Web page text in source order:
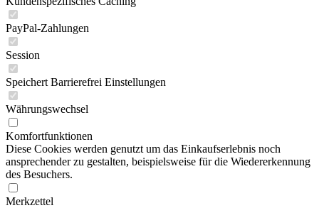
PayPal-Zahlungen
Session
Speichert Barrierefrei Einstellungen
Währungswechsel
Komfortfunktionen
Diese Cookies werden genutzt um das Einkaufserlebnis noch
ansprechender zu gestalten, beispielsweise für die Wiedererkennung
des Besuchers.
Merkzettel